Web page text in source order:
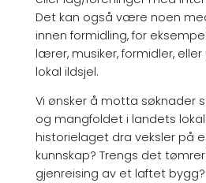
Det kan også være noen
innen formidling, for
lærer, musiker, formidler,
lokal ildsjel.
Vi ønsker å motta søknader
og mangfoldet i landets
historielaget dra veksler på
kunnskap? Trengs det
gjenreising av et laftet